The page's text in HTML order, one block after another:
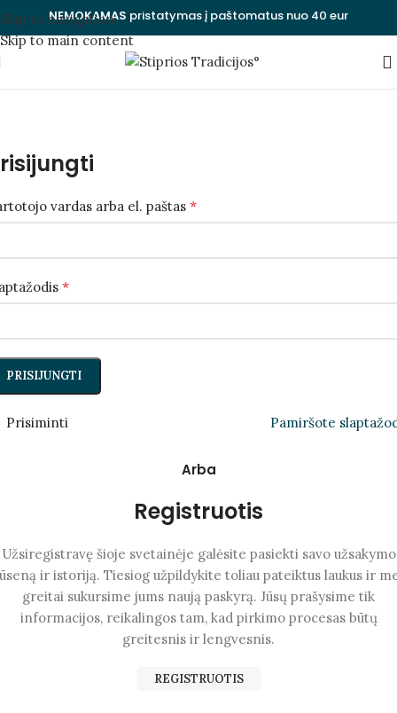
Skip to navigation
Skip to main content
NEMOKAMAS pristatymas į paštomatus nuo 40 eur
vardas arba el. paštas *
*
PRISIJUNGTI
Pamiršote
Prisiminti
Arba
Registruotis
Užsiregistravę šioje svetainėje galėsite pasiekti savo užsakymo
ir istoriją. Tiesiog užpildykite toliau pateiktus laukus ir
greitai sukursime jums naują paskyrą. Jūsų prašysime tik
informacijos, reikalingos tam, kad pirkimo procesas būtų
greitesnis ir lengvesnis.
REGISTRUOTIS